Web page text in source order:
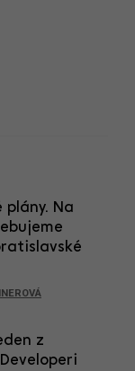
plány. Na
z